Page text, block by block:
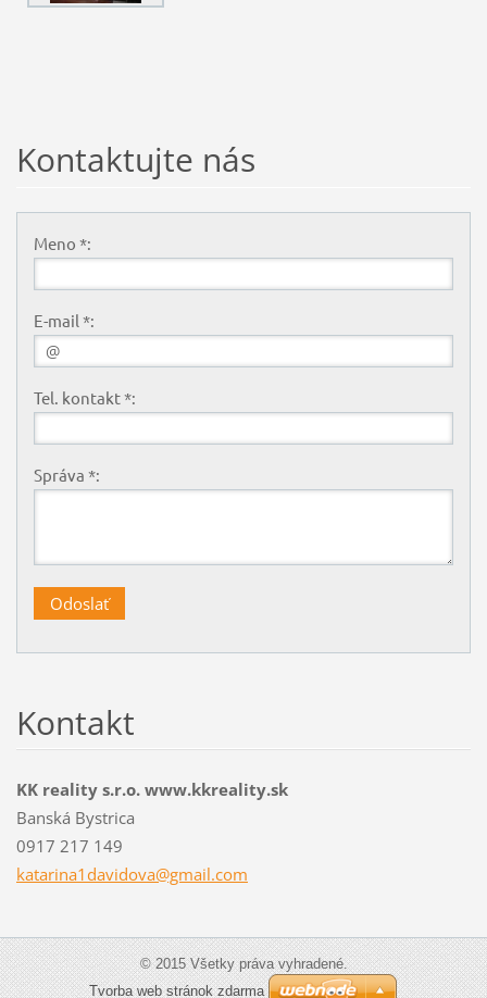
Kontaktujte nás
Meno *:
E-mail *:
Tel. kontakt *:
Správa *:
Kontakt
KK reality s.r.o. www.kkreality.sk
Banská Bystrica
0917 217 149
katarina1davidova@gmail.com
© 2015 Všetky práva vyhradené.
Tvorba web stránok zdarma